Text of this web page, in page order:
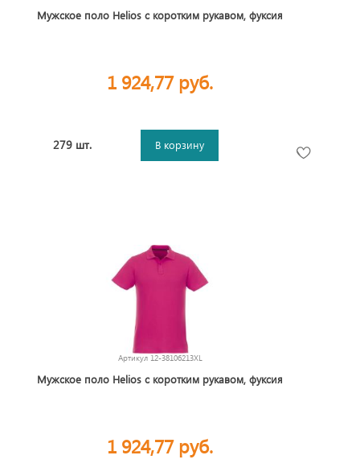
Мужское поло Helios с коротким рукавом, фуксия
1 924,77 руб.
279 шт. В корзину
Артикул 12-38106213XL
Мужское поло Helios с коротким рукавом, фуксия
1 924,77 руб.